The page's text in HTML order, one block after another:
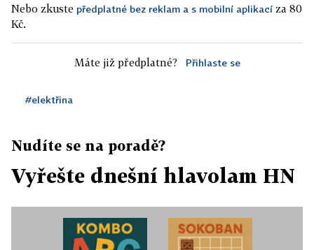
Nebo zkuste předplatné bez reklam a s mobilní aplikací za 80
Kč.
Máte již předplatné? Přihlaste se
#elektřina
Nudíte se na poradě?
Vyřešte dnešní hlavolam HN